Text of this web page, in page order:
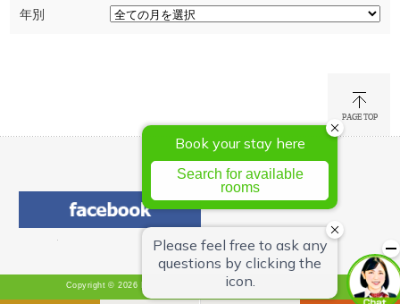
年別
Copyright © 2026 Hotel Green Chain Sendai All Rights Reserved.